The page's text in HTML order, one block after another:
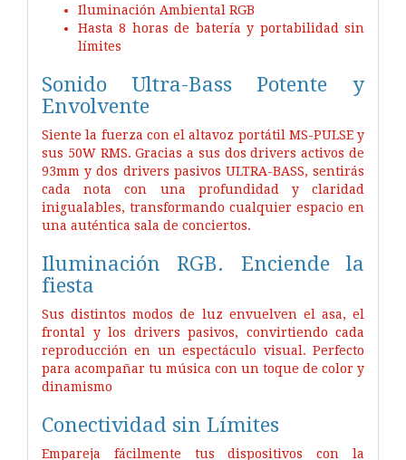
Iluminación Ambiental RGB
Hasta 8 horas de batería y portabilidad sin
límites
Sonido Ultra-Bass Potente y
Envolvente
Siente la fuerza con el altavoz portátil MS-PULSE y
sus 50W RMS. Gracias a sus dos drivers activos de
93mm y dos drivers pasivos ULTRA-BASS, sentirás
cada nota con una profundidad y claridad
inigualables, transformando cualquier espacio en
una auténtica sala de conciertos.
Iluminación RGB. Enciende la
fiesta
Sus distintos modos de luz envuelven el asa, el
frontal y los drivers pasivos, convirtiendo cada
reproducción en un espectáculo visual. Perfecto
para acompañar tu música con un toque de color y
dinamismo
Conectividad sin Límites
Empareja fácilmente tus dispositivos con la